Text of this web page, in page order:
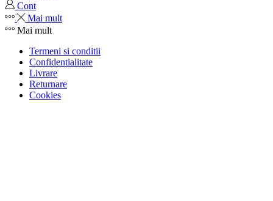
Cont
Mai mult
Mai mult
Termeni si conditii
Confidentialitate
Livrare
Returnare
Cookies